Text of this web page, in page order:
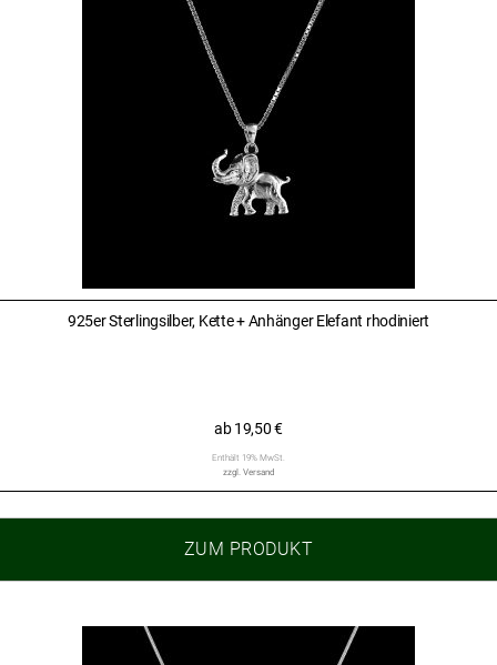
925er Sterlingsilber, Kette + Anhänger Elefant rhodiniert
ab19,50€
Enthält 19% MwSt.
zzgl. Versand
ZUM PRODUKT